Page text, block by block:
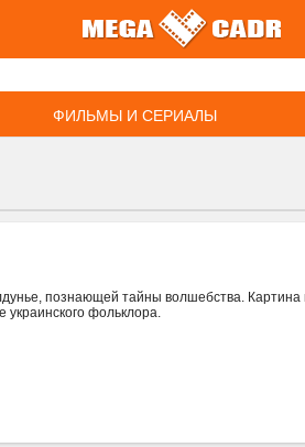
ФИЛЬМЫ И СЕРИАЛЫ
познающей тайны волшебства.
украинского фольклора.